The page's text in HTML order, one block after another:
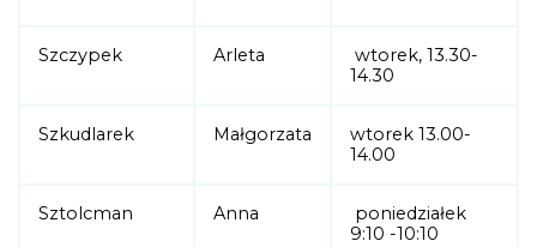
Szczypek Arleta
wtorek, 13.30-
14.30
Szkudlarek Małgorzata
wtorek 13.00-
14.00
Sztolcman Anna
poniedziałek
9:10 -10:10